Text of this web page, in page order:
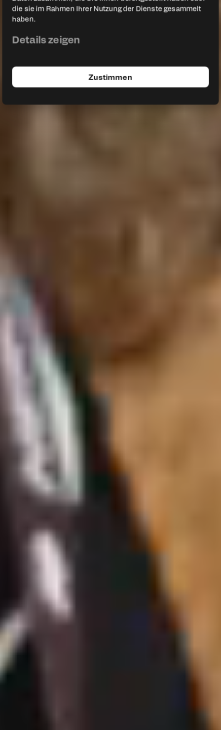
die sie im Rahmen Ihrer Nutzung der Dienste gesammelt
haben.
Details zeigen
Zustimmen
zum Unternehmer!
In die Warteliste eintragen!
Aftermovie ansehen